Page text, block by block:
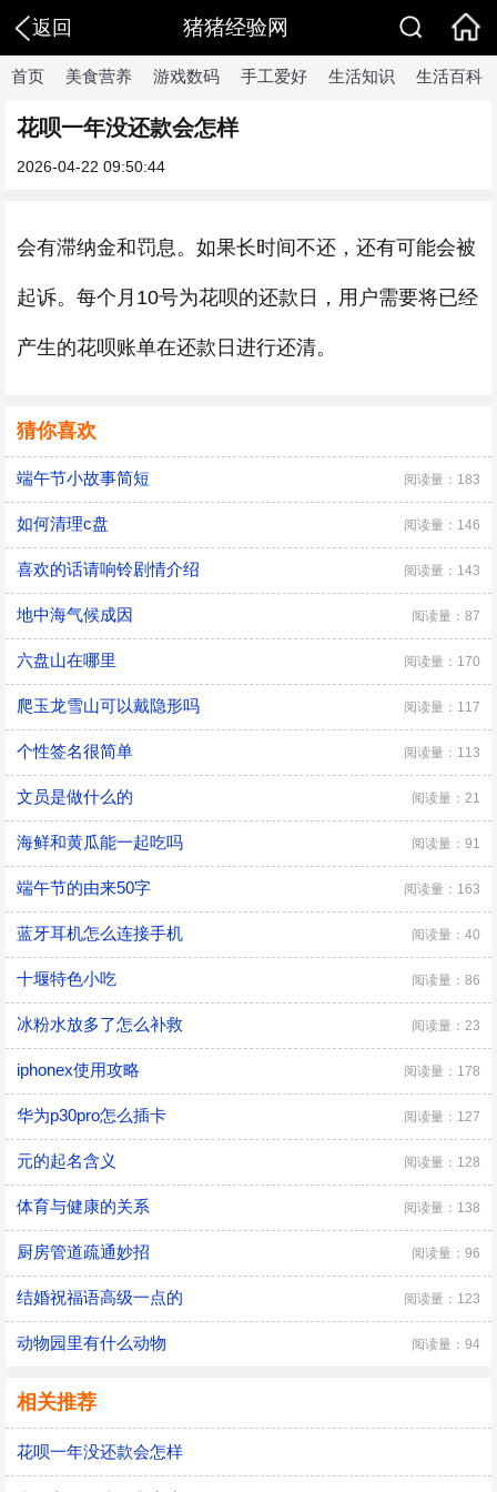
返回 猪猪经验网
首页 美食营养 游戏数码 手工爱好 生活知识 生活百科
花呗一年没还款会怎样
2026-04-22 09:50:44
会有滞纳金和罚息。如果长时间不还，还有可能会被
起诉。每个月10号为花呗的还款日，用户需要将已经
产生的花呗账单在还款日进行还清。
猜你喜欢
端午节小故事简短 阅读量：183
如何清理c盘 阅读量：146
喜欢的话请响铃剧情介绍 阅读量：143
地中海气候成因 阅读量：87
六盘山在哪里 阅读量：170
爬玉龙雪山可以戴隐形吗 阅读量：117
个性签名很简单 阅读量：113
文员是做什么的 阅读量：21
海鲜和黄瓜能一起吃吗 阅读量：91
端午节的由来50字 阅读量：163
蓝牙耳机怎么连接手机 阅读量：40
十堰特色小吃 阅读量：86
冰粉水放多了怎么补救 阅读量：23
iphonex使用攻略 阅读量：178
华为p30pro怎么插卡 阅读量：127
元的起名含义 阅读量：128
体育与健康的关系 阅读量：138
厨房管道疏通妙招 阅读量：96
结婚祝福语高级一点的 阅读量：123
动物园里有什么动物 阅读量：94
相关推荐
花呗一年没还款会怎样